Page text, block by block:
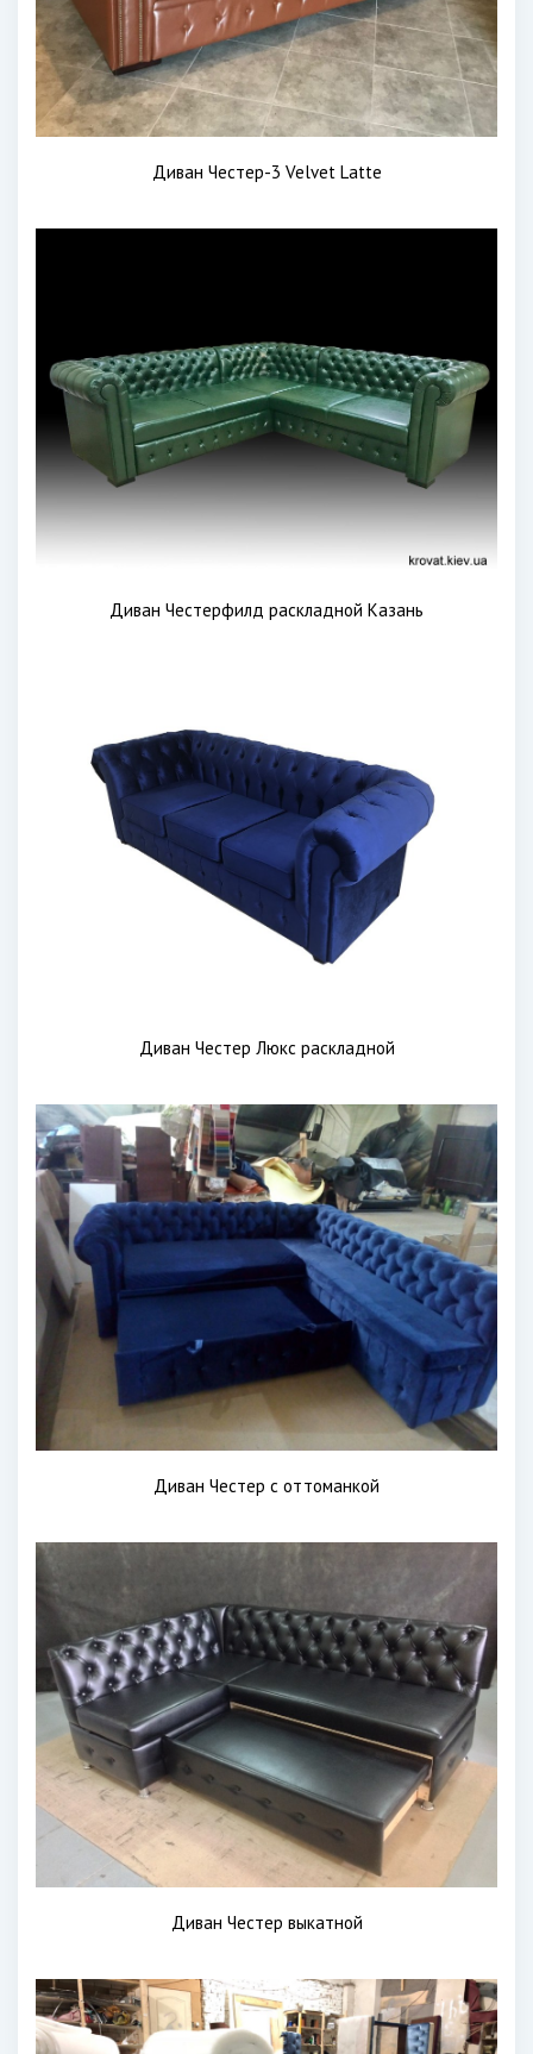
Диван Честер-3 Velvet Latte
Диван Честерфилд раскладной Казань
Диван Честер Люкс раскладной
Диван Честер с оттоманкой
Диван Честер выкатной